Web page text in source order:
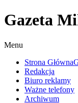
Gazeta
Menu
Strona Główna
Redakcja
Biuro reklamy
Ważne telefony
Archiwum